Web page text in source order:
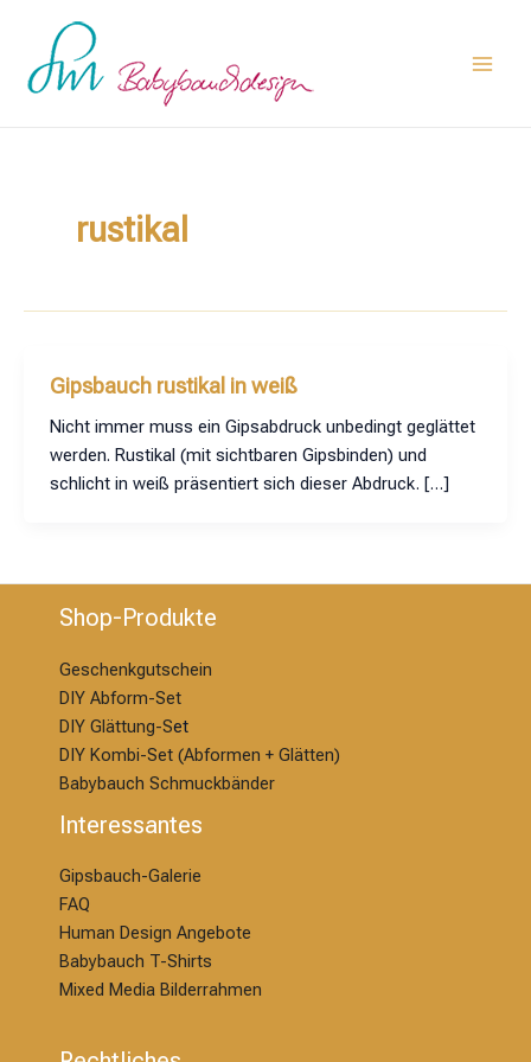
springen
rustikal
Gipsbauch rustikal in weiß
Nicht immer muss ein Gipsabdruck unbedingt geglättet
werden. Rustikal (mit sichtbaren Gipsbinden) und
schlicht in weiß präsentiert sich dieser Abdruck. […]
Shop-Produkte
Geschenkgutschein
DIY Abform-Set
DIY Glättung-Set
DIY Kombi-Set (Abformen + Glätten)
Babybauch Schmuckbänder
Interessantes
Gipsbauch-Galerie
FAQ
Human Design Angebote
Babybauch T-Shirts
Mixed Media Bilderrahmen